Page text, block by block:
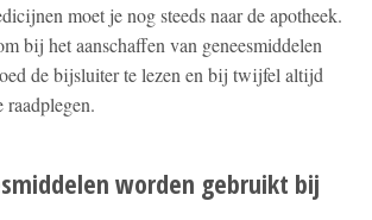
moet je nog steeds naar de apotheek.
bij het aanschaffen van geneesmiddelen
de bijsluiter te lezen en bij twijfel altijd
raadplegen.
worden gebruikt bij